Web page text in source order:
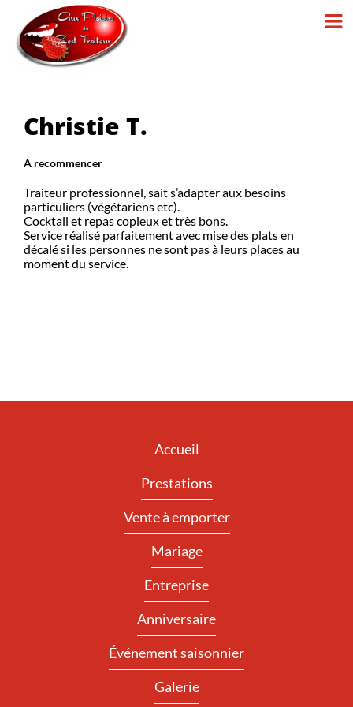
Passer
contenu
Christie T.
A recommencer
Traiteur professionnel, sait s’adapter aux besoins
particuliers (végétariens etc).
Cocktail et repas copieux et très bons.
Service réalisé parfaitement avec mise des plats en
décalé si les personnes ne sont pas à leurs places au
moment du service.
Accueil
Prestations
Vente à emporter
Mariage
Entreprise
Anniversaire
Événement saisonnier
Galerie